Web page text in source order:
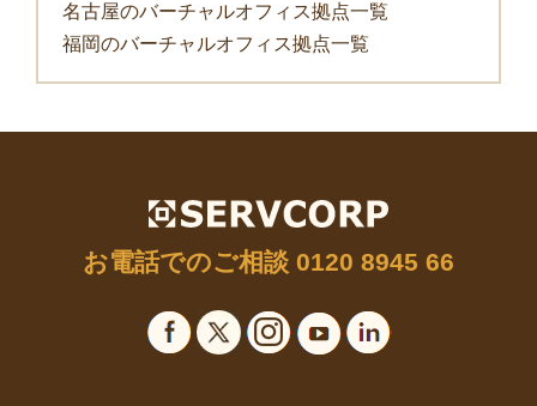
名古屋のバーチャルオフィス拠点一覧
福岡のバーチャルオフィス拠点一覧
お電話でのご相談 0120 8945 66